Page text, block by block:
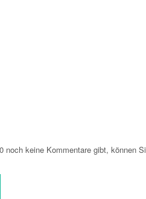
noch keine Kommentare gibt, können